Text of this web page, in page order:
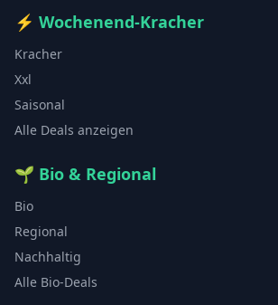
⚡ Wochenend-Kracher
Kracher
Xxl
Saisonal
Alle Deals anzeigen
🌱 Bio & Regional
Bio
Regional
Nachhaltig
Alle Bio-Deals